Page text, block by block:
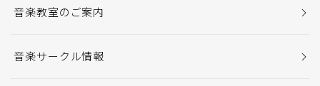
音楽教室のご案内
音楽サークル情報